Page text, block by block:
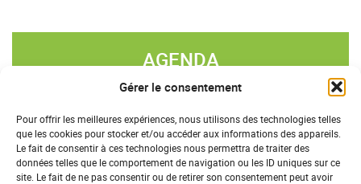
Gérer le consentement
Pour offrir les meilleures expériences, nous utilisons des technologies telles
que les cookies pour stocker et/ou accéder aux informations des appareils.
Le fait de consentir à ces technologies nous permettra de traiter des
données telles que le comportement de navigation ou les ID uniques sur ce
site. Le fait de ne pas consentir ou de retirer son consentement peut avoir
AGENDA
« AOÛT 2026 »
L M M J V S
D
27
28 29 30 31 1
2